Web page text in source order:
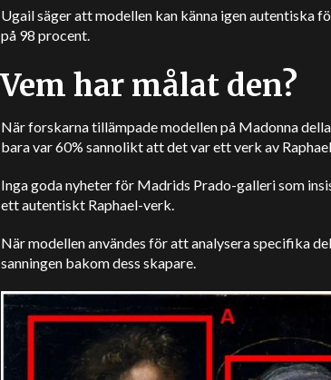
Ugail säger att modellen kan känna igen autentiska
på 98 procent.
Vem har målat den?
När forskarna tillämpade modellen på Madonna
bara var 60% sannolikt att det var ett verk av
Inga goda nyheter för Madrids Prado-galleri som
ett autentiskt Raphael-verk.
När modellen användes för att analysera specifika
sanningen bakom dess skapare.